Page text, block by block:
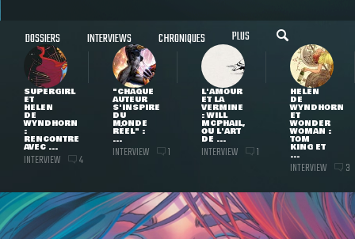
DOSSIERS INTERVIEWS CHRONIQUES PLUS
SUPERGIRL
ET
HELEN
DE
WYNDHORN
:
RENCONTRE
AVEC ...
INTERVIEW 4
"CHAQUE
AUTEUR
S'INSPIRE
DU
MONDE
RÉEL" :
...
INTERVIEW 1
L'AMOUR
ET LA
VERMINE
: WILL
MCPHAIL,
OU L'ART
DE ...
INTERVIEW 1
HELEN
DE
WYNDHORN
ET
WONDER
WOMAN :
TOM
KING ET
...
INTERVIEW 3